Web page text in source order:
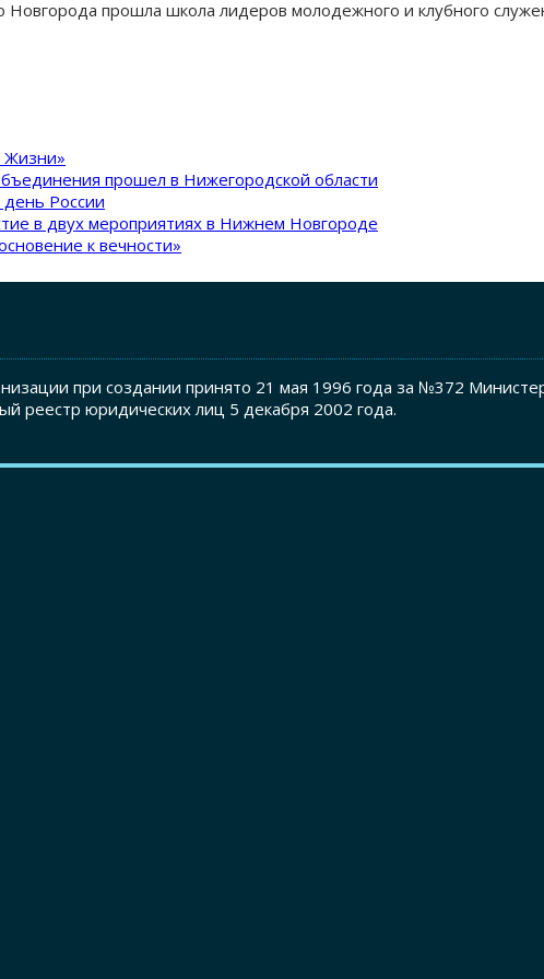
прошла школа лидеров молодежного и клубного
Жизни»
прошел в Нижегородской области
России
в двух мероприятиях в Нижнем Новгороде
к вечности»
при создании принято 21 мая 1996 года за №372
реестр юридических лиц 5 декабря 2002 года.